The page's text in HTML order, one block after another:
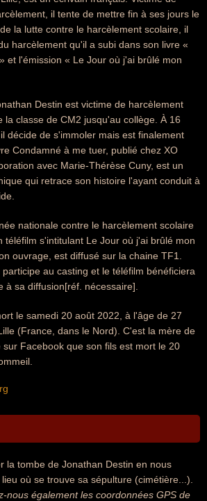
il tente de mettre fin à ses jours le
la lutte contre le harcèlement scolaire, il
harcèlement qu'il a subi dans son livre «
et l'émission « Le Jour où j'ai brûlé mon
Destin est victime de harcèlement
la classe de CM2 jusqu'au collège. À 16
décide de s'immoler mais est finalement
Condamné à me tuer, publié chez XO
avec Marie-Thérèse Cuny, est un
qui retrace son histoire l'ayant conduit à
nationale contre le harcèlement scolaire
téléfilm s'intitulant Le Jour où j'ai brûlé mon
ouvrage, est diffusé sur la chaine TF1.
au casting et le téléfilm bénéficiera
à sa diffusion[réf. nécessaire].
le samedi 20 août 2022, à l'âge de 27
(France, dans le Nord). C'est la mère de
Facebook que son fils est mort le 20
la tombe de Jonathan Destin en nous
où se trouve sa sépulture (cimétière...).
nous également les coordonnées GPS de